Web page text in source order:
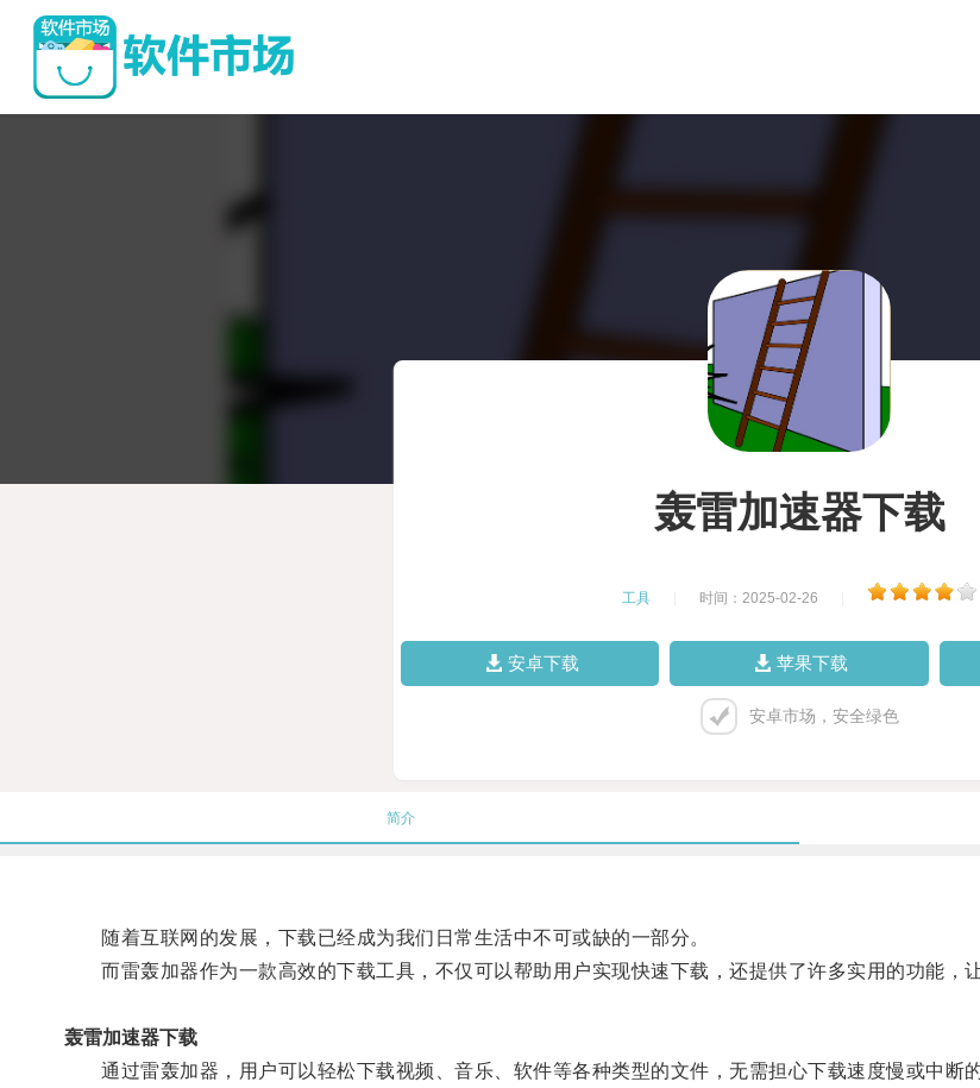
轰雷加速器下载
工具 时间：2025-02-26
安卓下载 苹果下载
安卓市场，安全绿色
简介
随着互联网的发展，下载已经成为我们日常生活中不可或缺的一部分。
而雷轰加器作为一款高效的下载工具，不仅可以帮助用户实现快速下载，还提供了许多实用的功能，让
轰雷加速器下载
通过雷轰加器，用户可以轻松下载视频、音乐、软件等各种类型的文件，无需担心下载速度慢或中断的